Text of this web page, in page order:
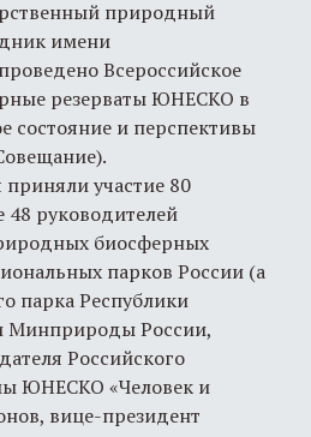
природный
имени
Всероссийское
резерваты ЮНЕСКО в
состояние и перспективы
участие 80
48 руководителей
биосферных
парков России (а
парка Республики
Минприроды России,
Российского
ЮНЕСКО «Человек и
вице-президент